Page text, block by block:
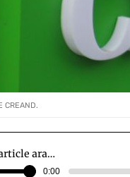
CREAND.
ara…
0:00